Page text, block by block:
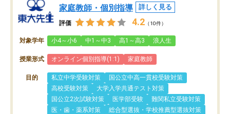
家庭教師・個別指導
詳しく見る
評価 4.2 （10件）
対象学年 小4～小6 中1～中3 高1～高3 浪人生
授業形式 オンライン個別指導(1:1) 家庭教師
目的 私立中学受験対策
国公立中高一貫校受験対策
高校受験対策
大学入学共通テスト対策
国公立2次試験対策
医学部受験
難関私立受験対策
医・歯・薬系対策
総合型選抜・学校推薦型選抜対策